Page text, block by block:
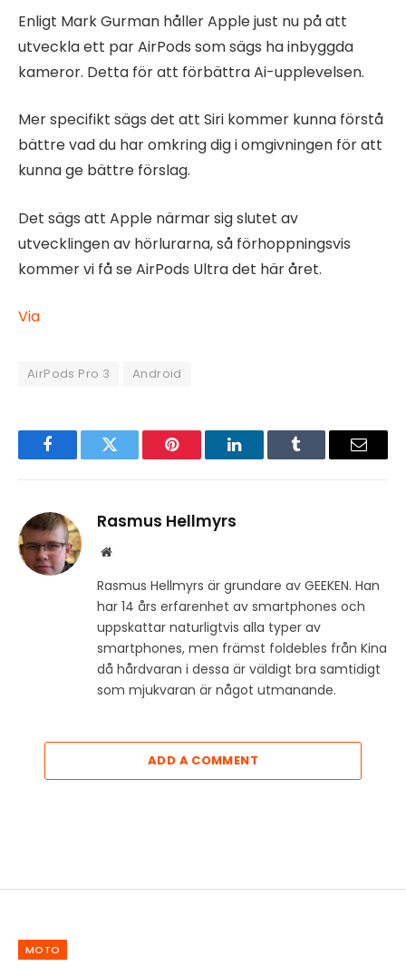
Enligt Mark Gurman håller Apple just nu på att
utveckla ett par AirPods som sägs ha inbyggda
kameror. Detta för att förbättra Ai-upplevelsen.
Mer specifikt sägs det att Siri kommer kunna förstå
bättre vad du har omkring dig i omgivningen för att
kunna ge bättre förslag.
Det sägs att Apple närmar sig slutet av
utvecklingen av hörlurarna, så förhoppningsvis
kommer vi få se AirPods Ultra det här året.
Via
AirPods Pro 3 Android
FacebookTwitter Pinterest LinkedInTumblr Email
Rasmus Hellmyrs
Website
Rasmus Hellmyrs är grundare av GEEKEN. Han
har 14 års erfarenhet av smartphones och
uppskattar naturligtvis alla typer av
smartphones, men främst foldebles från Kina
då hårdvaran i dessa är väldigt bra samtidigt
som mjukvaran är något utmanande.
ADD A COMMENT
MOTO